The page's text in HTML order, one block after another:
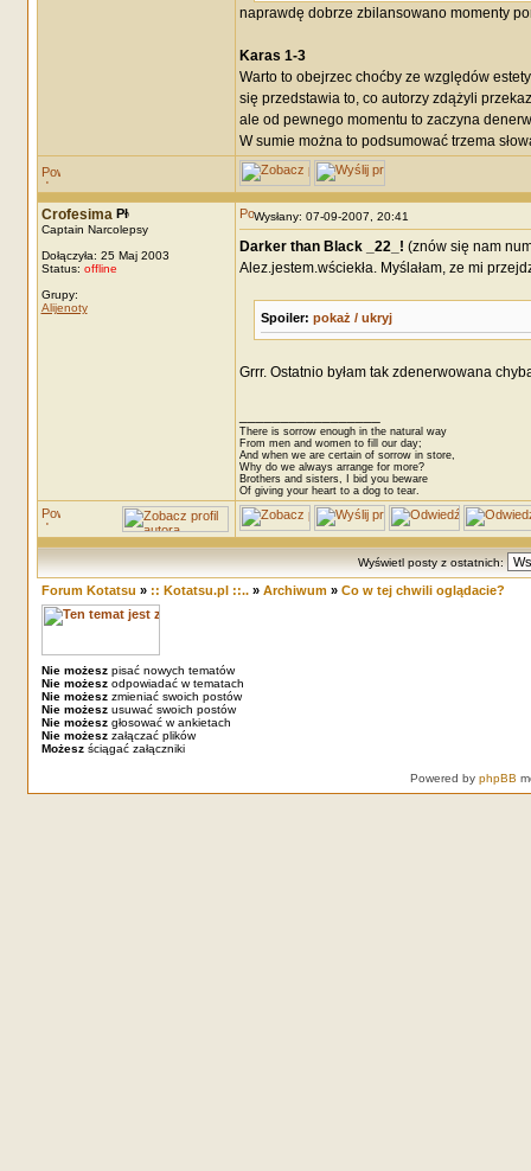
naprawdę dobrze zbilansowano momenty
Karas 1-3
Warto to obejrzec choćby ze względów
się przedstawia to, co autorzy zdążyli
ale od pewnego momentu to zaczyna
W sumie można to podsumować trzema
Crofesima
Captain Narcolepsy
Dołączyła: 25 Maj 2003
Status: offline
Grupy:
Alijenoty
Wysłany: 07-09-2007, 20:41
Darker than Black _22_! (znów się nam
Alez.jestem.wściekła. Myślałam, ze mi
Spoiler: pokaż / ukryj
Grrr. Ostatnio byłam tak zdenerwowana
There is sorrow enough in the natural way
From men and women to fill our day;
And when we are certain of sorrow in store,
Why do we always arrange for more?
Brothers and sisters, I bid you beware
Of giving your heart to a dog to tear.
Wyświetl posty z ostatnich:
Forum Kotatsu » :: Kotatsu.pl ::..» Archiwum» Co w tej chwili oglądacie?
Nie możeszpisać nowych tematów
Nie możeszodpowiadać w tematach
Nie możeszzmieniać swoich postów
Nie możeszusuwać swoich postów
Nie możeszgłosować w ankietach
Nie możeszzałączać plików
Możeszściągać załączniki
Powered by phpBB